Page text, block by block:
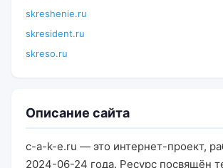
skreshenie.ru
skresident.ru
skreso.ru
Описание сайта
c-a-k-e.ru — это интернет-проект,
2024-06-24 года. Ресурс посвящён